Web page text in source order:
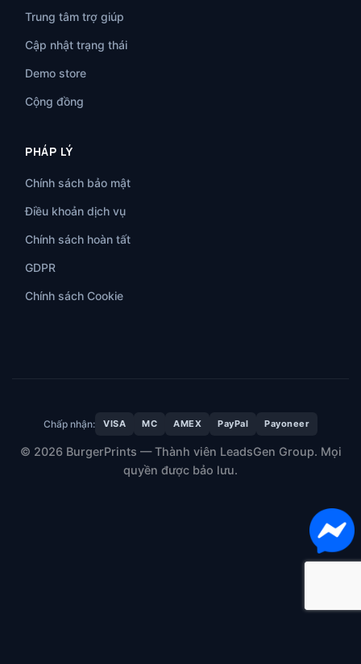
Trung tâm trợ giúp
Cập nhật trạng thái
Demo store
Cộng đồng
PHÁP LÝ
Chính sách bảo mật
Điều khoản dịch vụ
Chính sách hoàn tất
GDPR
Chính sách Cookie
Chấp nhận: VISA MC AMEX PayPal Payoneer
© 2026 BurgerPrints — Thành viên LeadsGen Group. Mọi
quyền được bảo lưu.